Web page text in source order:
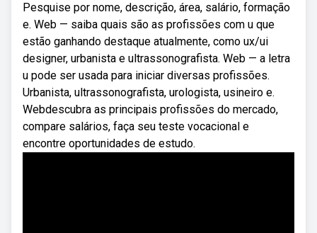
Pesquise por nome, descrição, área, salário, formação
e. Web — saiba quais são as profissões com u que
estão ganhando destaque atualmente, como ux/ui
designer, urbanista e ultrassonografista. Web — a letra
u pode ser usada para iniciar diversas profissões.
Urbanista, ultrassonografista, urologista, usineiro e.
Webdescubra as principais profissões do mercado,
compare salários, faça seu teste vocacional e
encontre oportunidades de estudo.